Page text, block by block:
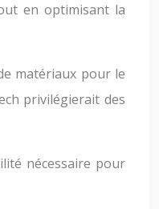
en optimisant la
matériaux pour le
privilégierait des
nécessaire pour